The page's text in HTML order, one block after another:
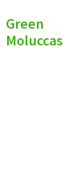
Green
Moluccas